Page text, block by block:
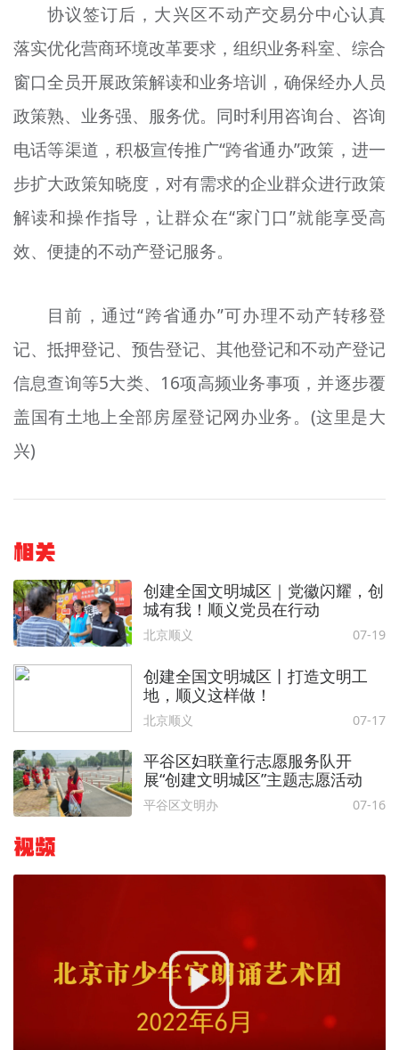
协议签订后，大兴区不动产交易分中心认真
落实优化营商环境改革要求，组织业务科室、综合
窗口全员开展政策解读和业务培训，确保经办人员
政策熟、业务强、服务优。同时利用咨询台、咨询
电话等渠道，积极宣传推广“跨省通办”政策，进一
步扩大政策知晓度，对有需求的企业群众进行政策
解读和操作指导，让群众在“家门口”就能享受高
效、便捷的不动产登记服务。
目前，通过“跨省通办”可办理不动产转移登
记、抵押登记、预告登记、其他登记和不动产登记
信息查询等5大类、16项高频业务事项，并逐步覆
盖国有土地上全部房屋登记网办业务。(这里是大
兴)
相关
创建全国文明城区｜党徽闪耀，创
城有我！顺义党员在行动
北京顺义 07-19
创建全国文明城区丨打造文明工
地，顺义这样做！
北京顺义 07-17
平谷区妇联童行志愿服务队开
展“创建文明城区”主题志愿活动
平谷区文明办 07-16
视频